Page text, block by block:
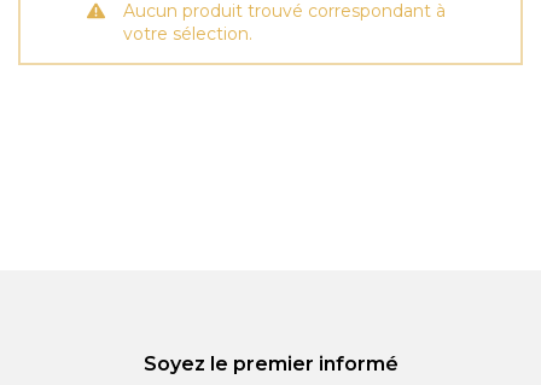
Aucun produit trouvé correspondant à
votre sélection.
Soyez le premier informé